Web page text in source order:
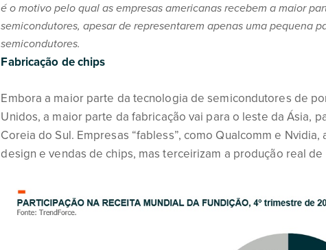
é o motivo pelo qual as empresas americanas recebem a maior
semicondutores, apesar de representarem apenas uma pequena
semicondutores.
Fabricação de chips
Embora a maior parte da tecnologia de semicondutores de
Unidos, a maior parte da fabricação vai para o leste da Ásia,
Coreia do Sul. Empresas “fabless”, como Qualcomm e
design e vendas de chips, mas terceirizam a produção real